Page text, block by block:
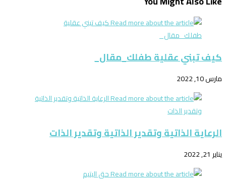
كيف تبني عقلية طفلك_مقال_
مارس 10, 2022
الرعاية الذاتية وتقدير الذاتية وتقدير الذات
يناير 21, 2022